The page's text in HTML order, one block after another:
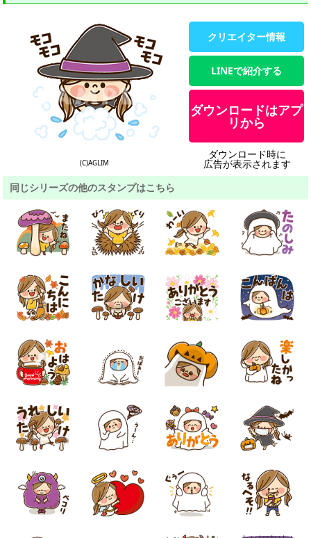
(C)AGLIM
クリエイター情報
LINEで紹介する
ダウンロードはアプ
リから
ダウンロード時に
広告が表示されます
同じシリーズの他のスタンプはこちら